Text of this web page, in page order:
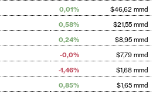
0,01%
$46,62 mmd
0,58%
$21,55 mmd
0,24%
$8,95 mmd
-0,0%
$7,79 mmd
-1,46%
$1,68 mmd
0,85%
$1,65 mmd